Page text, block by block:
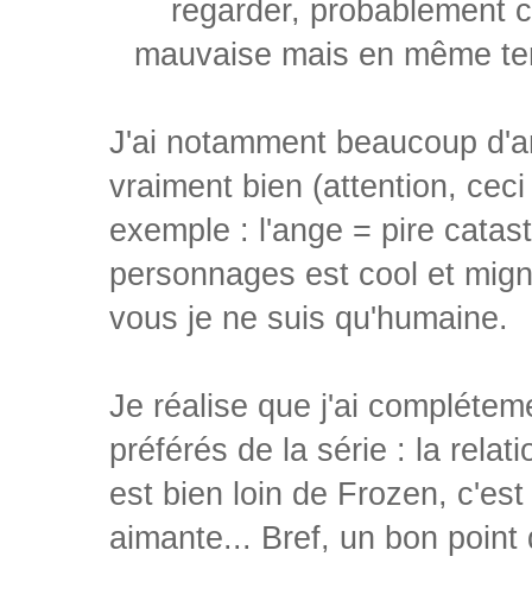
regarder, probablement
mauvaise mais en même
J'ai notamment beaucoup
vraiment bien (attention,
exemple : l'ange = pire
personnages est cool et
vous je ne suis qu'humaine.
Je réalise que j'ai
préférés de la série : la
est bien loin de Frozen,
aimante... Bref, un bon point